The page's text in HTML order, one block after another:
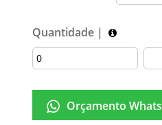
Quantidade |
Orçamento